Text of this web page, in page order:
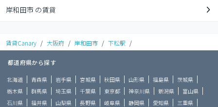
岸和田市 の賃貸
賃貸Canary / 大阪府 / 岸和田市 / 下松駅 /
都道府県から探す
北海道 青森県 岩手県 宮城県 秋田県 山形県 福島県
茨城県
栃木県
群馬県 埼玉県 千葉県 東京都 神奈川県 新潟県
富山県
石川県
福井県 山梨県 長野県 岐阜県 静岡県 愛知県 三重県